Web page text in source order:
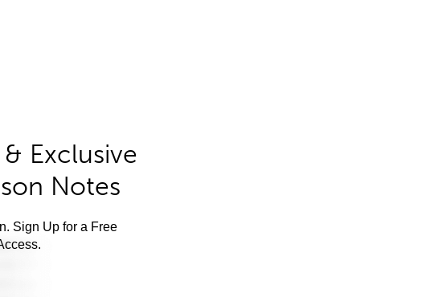
Exclusive
Notes
Sign Up for a Free